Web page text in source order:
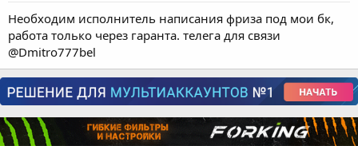
ы
л
ь
с
ы
л
к
у
Необходим исполнитель написания фриза под мои бк,
работа только через гаранта. телега для связи
@Dmitro777bel